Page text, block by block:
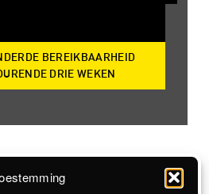
BEREIKBAARHEID
DRIE WEKEN